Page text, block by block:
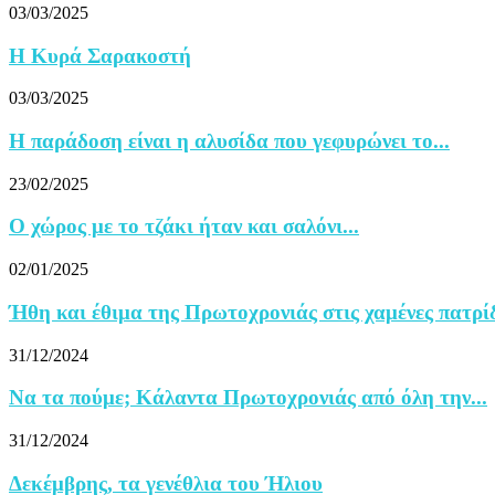
03/03/2025
Η Κυρά Σαρακοστή
03/03/2025
Η παράδοση είναι η αλυσίδα που γεφυρώνει το...
23/02/2025
Ο χώρος με το τζάκι ήταν και σαλόνι...
02/01/2025
Ήθη και έθιμα της Πρωτοχρονιάς στις χαμένες
31/12/2024
Να τα πούμε; Κάλαντα Πρωτοχρονιάς από όλη την...
31/12/2024
Δεκέμβρης, τα γενέθλια του Ήλιου